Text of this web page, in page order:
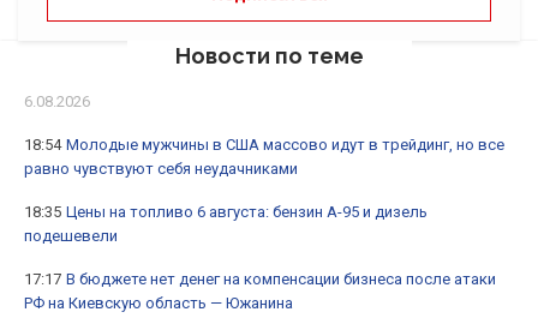
Новости по теме
6.08.2026
18:54 Молодые мужчины в США массово идут в трейдинг, но все
равно чувствуют себя неудачниками
18:35 Цены на топливо 6 августа: бензин А-95 и дизель
подешевели
17:17 В бюджете нет денег на компенсации бизнеса после атаки
РФ на Киевскую область — Южанина